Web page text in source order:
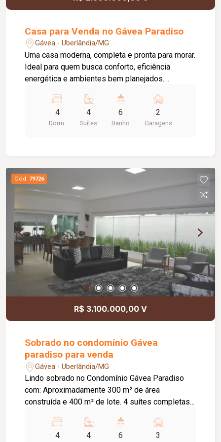
Casa para Venda no Gávea Paradiso
Gávea - Uberlândia/MG
Uma casa moderna, completa e pronta para morar.
Ideal para quem busca conforto, eficiência
energética e ambientes bem planejados.
armários planejados e ar-condicionado, sendo
uma master) Escritório com ar-condicionado Sala
de TV e jantar climatizadas Cozinha completa,
4
Dorm.
4
Suítes
6
Banho
2
Garagens
Cód. 79726
R$ 3.100.000,00 V
Sobrado no condomínio Gávea
paradiso para venda
Gávea - Uberlândia/MG
Lindo sobrado no Condomínio Gávea Paradiso
com: Aproximadamente 300 m² de área
construída e 400 m² de lote. 4 suítes completas
armários feitos sob medida, 1 escritório
embaixo, Lavabo, Suíte máster com closet,
4 4 6 3